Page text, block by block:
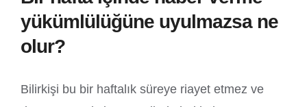
yükümlülüğüne uyulmazsa ne
olur?
Bilirkişi bu bir haftalık süreye riayet etmez ve